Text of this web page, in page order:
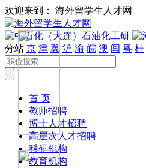
欢迎来到： 海外留学生人才网
分站 京 津 冀 沪 渝 皖 澳 闽 粤 桂
首 页
教师招聘
博士人才招聘
高层次人才招聘
科研机构
教育机构